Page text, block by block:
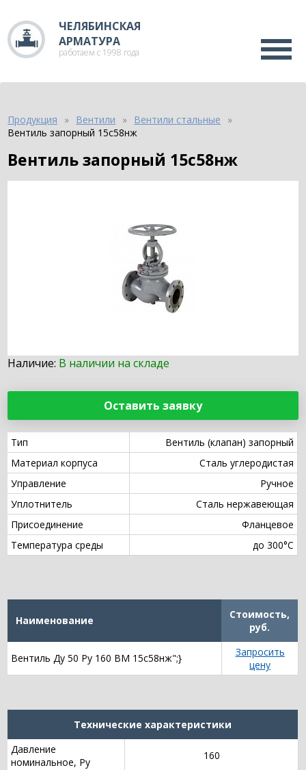
ЧЕЛЯБИНСКАЯ
АРМАТУРА
работаем с 1998 года
Продукция Вентили
Вентили стальные
Вентиль запорный 15с58нж
Вентиль запорный 15с58нж
Наличие: В наличии на складе
Оставить заявку
Тип
Вентиль (клапан) запорный
Материал корпуса
Сталь углеродистая
Управление
Ручное
Уплотнитель
Сталь нержавеющая
Присоединение
Фланцевое
Температура среды
до 300°С
Наименование
Стоимость,
руб.
Вентиль Ду 50 Ру 160 ВМ 15с58нж";}
Запросить
цену
Технические характеристики
Давление
номинальное, Ру
160